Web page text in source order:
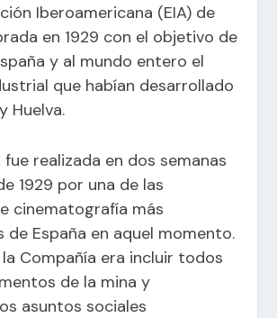
Iberoamericana (EIA) de
en 1929 con el objetivo de
y al mundo entero el
que habían desarrollado
Huelva.
realizada en dos semanas
1929 por una de las
cinematografía más
de España en aquel momento.
Compañía era incluir todos
de la mina y
asuntos sociales